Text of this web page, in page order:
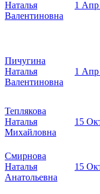
Наталья
Валентиновна
1 Апр
Пичугина
Наталья
Валентиновна
1 Апр
Теплякова
Наталья
Михайловна
15
Смирнова
Наталья
Анатольевна
15